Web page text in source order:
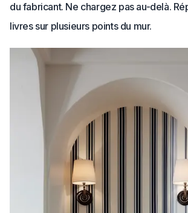
du fabricant. Ne chargez pas au-delà.
livres sur plusieurs points du mur.